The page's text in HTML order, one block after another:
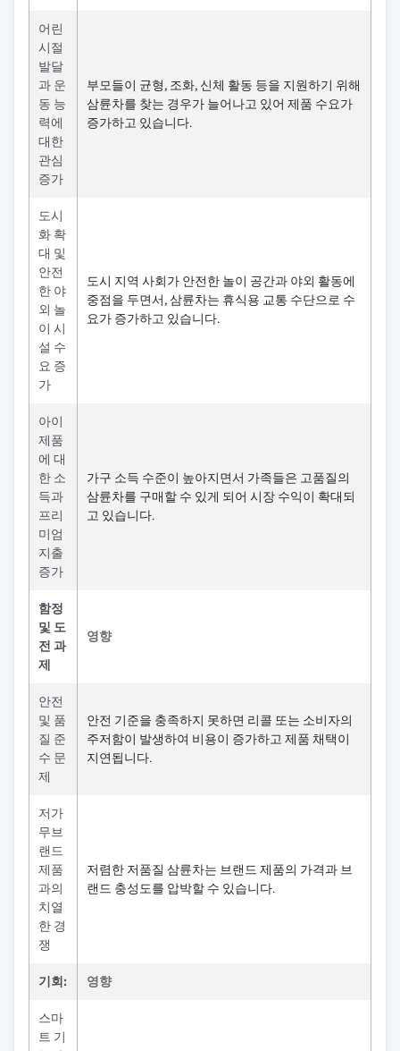
어린
시절
발달
과 운
동 능
력에
대한
관심
증가
부모들이 균형, 조화, 신체 활동 등을 지원하기 위해
삼륜차를 찾는 경우가 늘어나고 있어 제품 수요가
증가하고 있습니다.
도시
화 확
대 및
안전
한 야
외 놀
이 시
설 수
요 증
가
도시 지역 사회가 안전한 놀이 공간과 야외 활동에
중점을 두면서, 삼륜차는 휴식용 교통 수단으로 수
요가 증가하고 있습니다.
아이
제품
에 대
한 소
득과
프리
미엄
지출
증가
가구 소득 수준이 높아지면서 가족들은 고품질의
삼륜차를 구매할 수 있게 되어 시장 수익이 확대되
고 있습니다.
함정
및 도
전 과
제
영향
안전
및 품
질 준
수 문
제
안전 기준을 충족하지 못하면 리콜 또는 소비자의
주저함이 발생하여 비용이 증가하고 제품 채택이
지연됩니다.
저가
무브
랜드
제품
과의
치열
한 경
쟁
저렴한 저품질 삼륜차는 브랜드 제품의 가격과 브
랜드 충성도를 압박할 수 있습니다.
기회: 영향
스마
트 기